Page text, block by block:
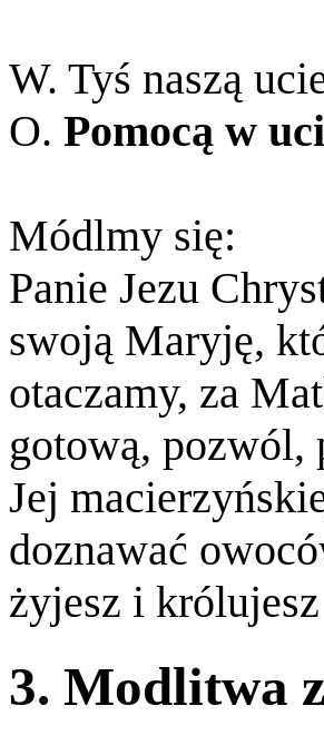
W. Tyś naszą
O. Pomocą w
Módlmy się:
Panie Jezu
swoją Maryję,
otaczamy, za
gotową, pozwól,
Jej
doznawać
żyjesz i
3. Modlitwa